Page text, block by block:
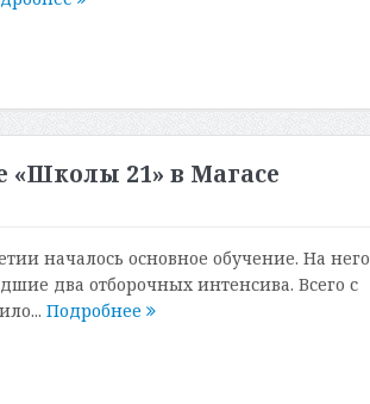
«Школы 21» в Магасе
началось основное обучение. На него
два отборочных интенсива. Всего с
Подробнее